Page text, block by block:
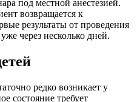
под местной анестезией.
возвращается к
результаты от проведения
через несколько дней.
редко возникает у
состояние требует